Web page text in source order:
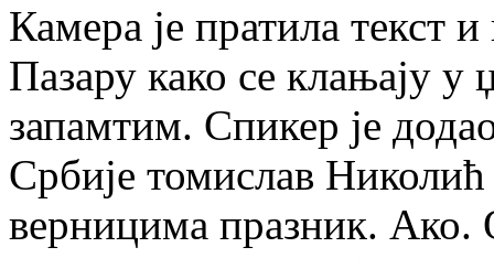
Камера је пратила текст
Пазару како се клањају у
запамтим. Спикер је
Србије томислав
верницима празник. Ако.